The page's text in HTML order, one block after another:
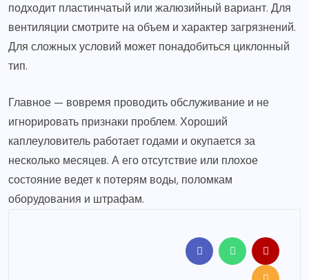
подходит пластинчатый или жалюзийный вариант. Для
вентиляции смотрите на объем и характер загрязнений.
Для сложных условий может понадобиться циклонный
тип.
Главное — вовремя проводить обслуживание и не
игнорировать признаки проблем. Хороший
каплеуловитель работает годами и окупается за
несколько месяцев. А его отсутствие или плохое
состояние ведет к потерям воды, поломкам
оборудования и штрафам.